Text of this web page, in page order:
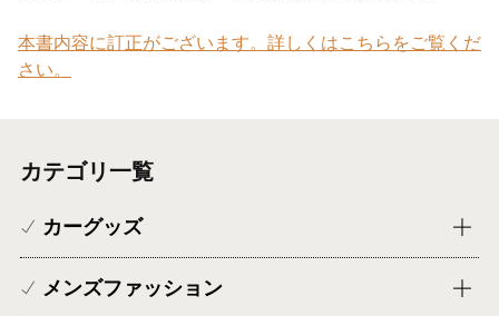
本書内容に訂正がございます。詳しくはこちらをご覧くだ
さい。
カテゴリ一覧
カーグッズ
メンズファッション